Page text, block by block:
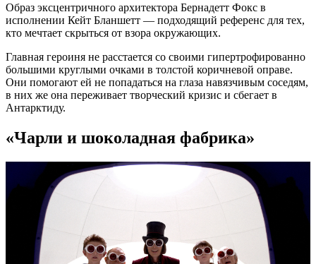
Образ эксцентричного архитектора Бернадетт Фокс в
исполнении Кейт Бланшетт — подходящий референс для тех,
кто мечтает скрыться от взора окружающих.
Главная героиня не расстается со своими гипертрофированно
большими круглыми очками в толстой коричневой оправе.
Они помогают ей не попадаться на глаза навязчивым соседям,
в них же она переживает творческий кризис и сбегает в
Антарктиду.
«Чарли и шоколадная фабрика»